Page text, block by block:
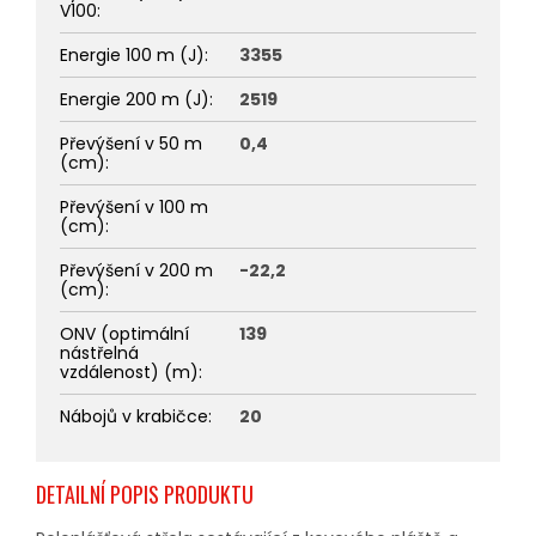
DETAILNÍ POPIS PRODUKTU
V100:
Energie 100 m (J):
3355
Energie 200 m (J):
2519
Převýšení v 50 m
(cm):
0,4
Převýšení v 100 m
(cm):
Převýšení v 200 m
(cm):
-22,2
ONV (optimální
nástřelná
vzdálenost) (m):
139
Nábojů v krabičce: 20